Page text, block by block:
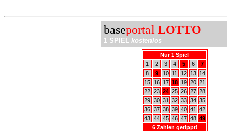
baseportal LOTTO
1 SPIEL kostenlos
Nur 1 Spiel
1
2 3 4 5 6
7
8
9 10 11 12 13
14
15
16 17 18 19 20 21
22 23 24 25 26 27 28
29 30 31 32 33 34 35
36 37 38 39 40 41
42
43 44 45 46 47 48 49
6 Zahlen getippt!